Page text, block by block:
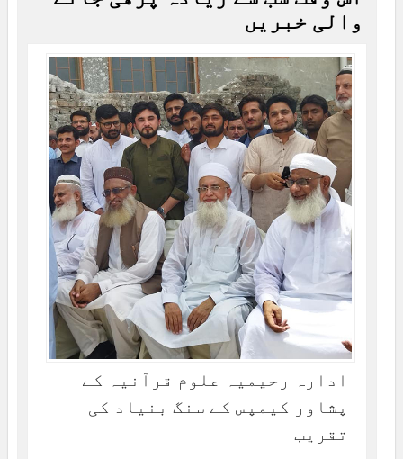
والی خبریں
ادارہ رحیمیہ علوم قرآنیہ کے
پشاور کیمپس کے سنگ بنیاد کی
تقریب